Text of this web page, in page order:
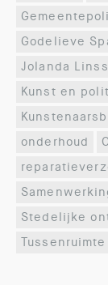
Godelieve
Jolanda
Kunst en
onderhoud
Stedelijke
Tussenruimte